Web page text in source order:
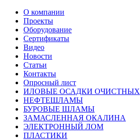
О компании
Проекты
Оборудование
Сертификаты
Видео
Новости
Статьи
Контакты
Опросный лист
ИЛОВЫЕ ОСАДКИ ОЧИСТНЫХ
НЕФТЕШЛАМЫ
БУРОВЫЕ ШЛАМЫ
ЗАМАСЛЕННАЯ ОКАЛИНА
ЭЛЕКТРОННЫЙ ЛОМ
ПЛАСТИКИ